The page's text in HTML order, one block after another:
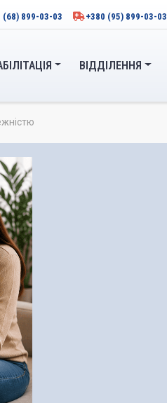
(68) 899-03-03 +380 (95) 899-03-03
ВІДДІЛЕННЯ